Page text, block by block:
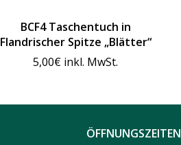
BCF4 Taschentuch in
Flandrischer Spitze „Blätter“
5,00€ inkl. MwSt.
ÖFFNUNGSZEITEN